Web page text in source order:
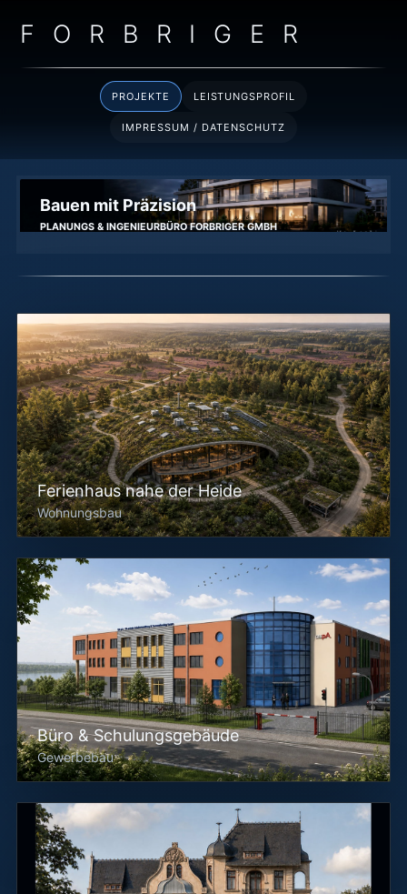
F O R B R I G E R
PROJEKTE LEISTUNGSPROFIL
IMPRESSUM / DATENSCHUTZ
Bauen mit Präzision
PLANUNGS & INGENIEURBÜRO FORBRIGER GMBH
Ferienhaus nahe der Heide
Wohnungsbau
Büro & Schulungsgebäude
Gewerbebau